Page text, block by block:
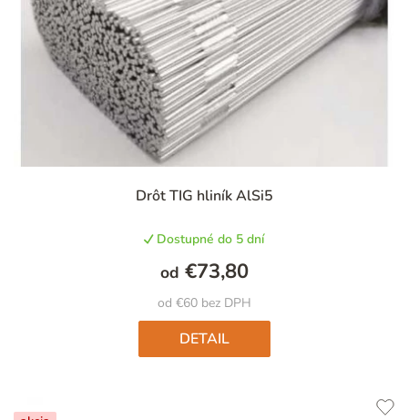
Drôt TIG hliník AlSi5
hodnotenie
je
5,0
z
5
hviezdičiek.
Dostupné do 5 dní
od €60 bez DPH
od €73,80
DETAIL